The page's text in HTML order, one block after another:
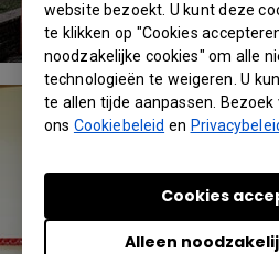
website bezoekt. U kunt deze
te klikken op "Cookies
noodzakelijke cookies" om alle
technologieën te weigeren. U
te allen tijde aanpassen.
ons Cookiebeleid en
Alleen
Cookies